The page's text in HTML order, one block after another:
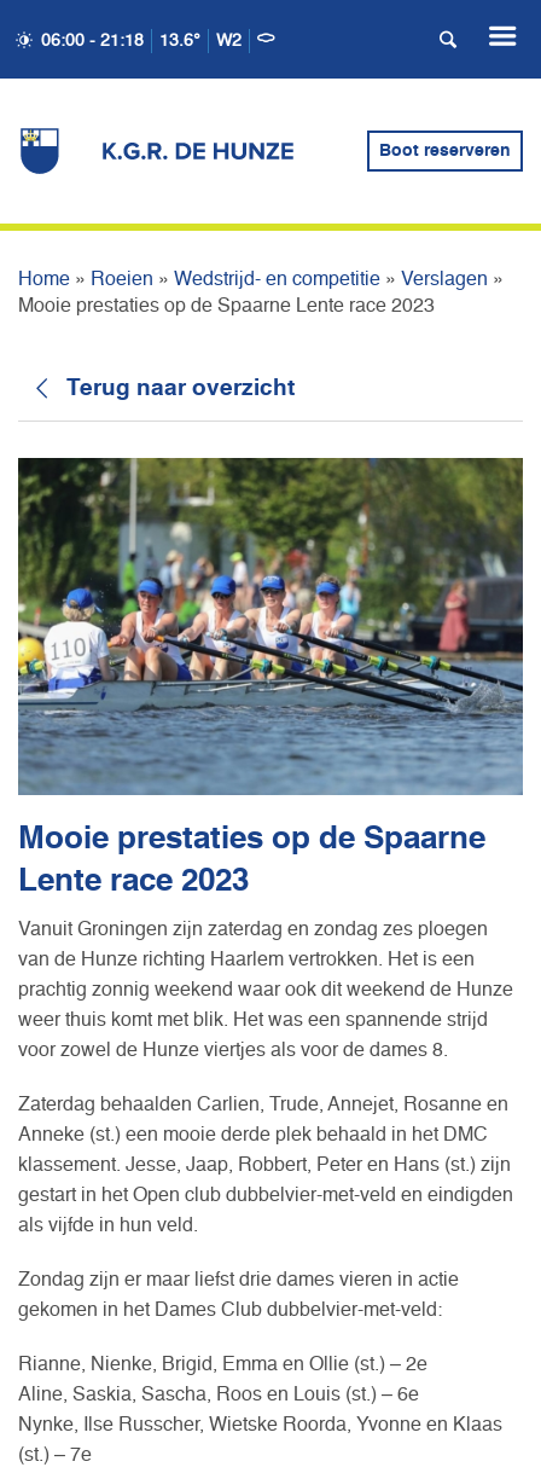
06:00 - 21:18 13.6° W2
Boot reserveren
SPAARNE LENTE RACE
Home » Roeien » Wedstrijd- en competitie » Verslagen »
Mooie prestaties op de Spaarne Lente race 2023
Terug naar overzicht
Mooie prestaties op de Spaarne
Lente race 2023
Vanuit Groningen zijn zaterdag en zondag zes ploegen
van de Hunze richting Haarlem vertrokken. Het is een
prachtig zonnig weekend waar ook dit weekend de Hunze
weer thuis komt met blik. Het was een spannende strijd
voor zowel de Hunze viertjes als voor de dames 8.
Zaterdag behaalden Carlien, Trude, Annejet, Rosanne en
Anneke (st.) een mooie derde plek behaald in het DMC
klassement. Jesse, Jaap, Robbert, Peter en Hans (st.) zijn
gestart in het Open club dubbelvier-met-veld en eindigden
als vijfde in hun veld.
Zondag zijn er maar liefst drie dames vieren in actie
gekomen in het Dames Club dubbelvier-met-veld:
Rianne, Nienke, Brigid, Emma en Ollie (st.) – 2e
Aline, Saskia, Sascha, Roos en Louis (st.) – 6e
Nynke, Ilse Russcher, Wietske Roorda, Yvonne en Klaas
(st.) – 7e